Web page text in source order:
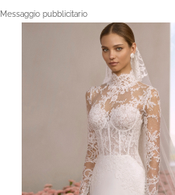
Messaggio pubblicitario